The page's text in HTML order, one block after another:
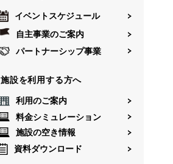
イベントスケジュール
自主事業のご案内
パートナーシップ事業
施設を利用する方へ
利用のご案内
料金シミュレーション
施設の空き情報
資料ダウンロード